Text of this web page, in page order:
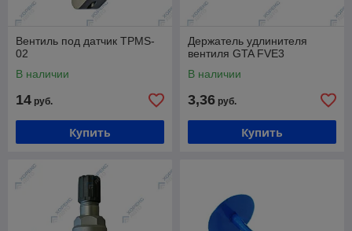
Вентиль под датчик TPMS-
02
В наличии
14 руб.
Купить
Держатель удлинителя
вентиля GTA FVE3
В наличии
3,36 руб.
Купить